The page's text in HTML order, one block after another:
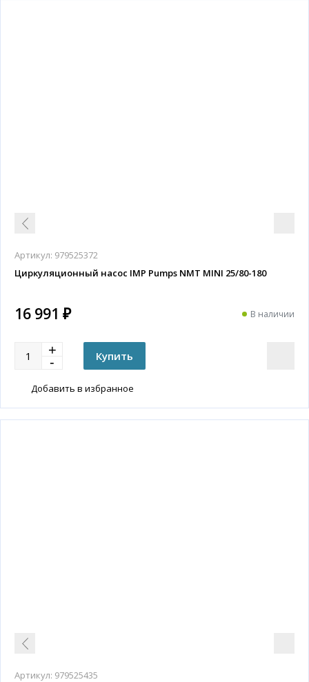
Артикул: 979525372
Циркуляционный насос IMP Pumps NMT MINI 25/80-180
16 991 ₽ В наличии
Добавить в избранное
Артикул: 979525435